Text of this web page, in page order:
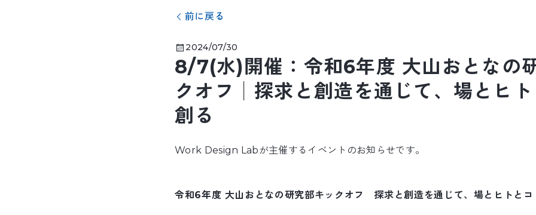
前に戻る
2024/07/30
8/7(水)開催：令和6年度 大山おとなの
クオフ│探求と創造を通じて、場とヒト
創る
Work Design Labが主催するイベントのお知らせです。
令和6年度 大山おとなの研究部キックオフ 探求と創造を通じて、場とヒトとコ